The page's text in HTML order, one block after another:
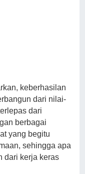
keberhasilan
dari nilai-
dari
berbagai
yang begitu
sehingga apa
dari kerja keras